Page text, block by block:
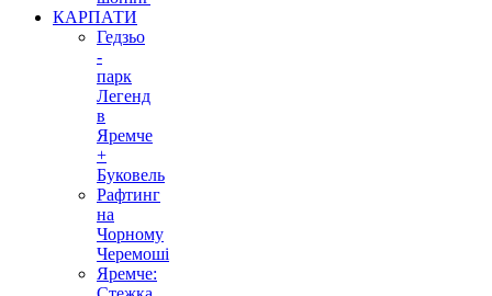
КАРПАТИ
Гедзьо
-
парк
Легенд
в
Яремче
+
Буковель
Рафтинг
на
Чорному
Черемоші
Яремче: